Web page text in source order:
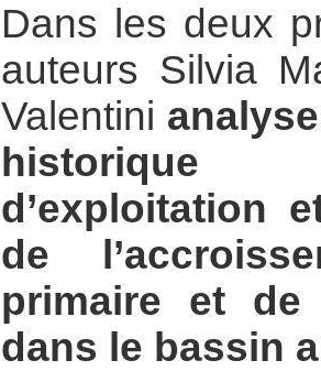
Dans les deux
auteurs Silvia
Valentini
historique
d’exploitation
de
primaire et de
dans le bassin